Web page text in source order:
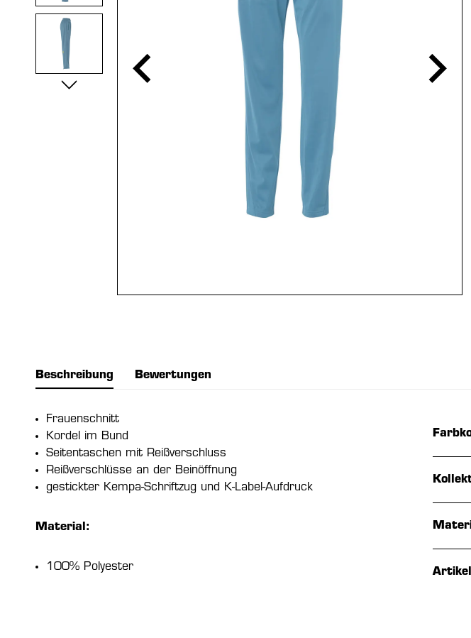
Beschreibung Bewertungen
Frauenschnitt
Kordel im Bund
Seitentaschen mit Reißverschluss
Reißverschlüsse an der Beinöffnung
gestickter Kempa-Schriftzug und K-Label-Aufdruck
Material:
100% Polyester